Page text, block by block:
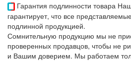
Гарантия подлинности товара
гарантирует, что все
подлинной продукцией.
Сомнительную продукцию мы не
проверенных продавцов, чтобы не
и Вашим доверием. Мы работаем